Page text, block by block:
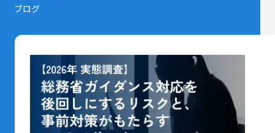
ブログ